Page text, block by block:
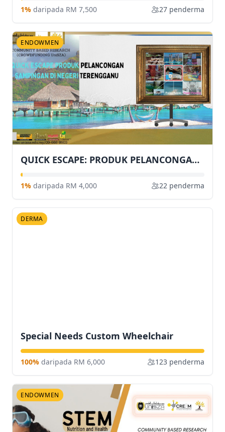
1% daripada RM 7,500 27 penderma
ENDOWMEN
QUICK ESCAPE: PRODUK PELANCONGAN SAMPINGAN DI NEGERI TERENGGANU
1% daripada RM 4,000 22 penderma
DERMA
Special Needs Custom Wheelchair
100% daripada RM 6,000 123 penderma
ENDOWMEN